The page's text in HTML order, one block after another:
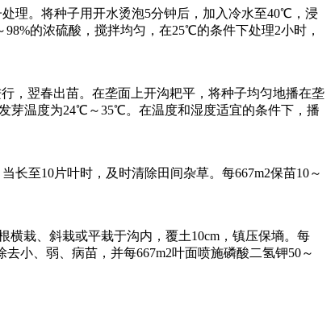
理。将种子用开水烫泡5分钟后，加入冷水至40℃，浸
的浓硫酸，搅拌均匀，在25℃的条件下处理2小时，
翌春出苗。在垄面上开沟耙平，将种子均匀地播在垄
芽温度为24℃～35℃。在温度和湿度适宜的条件下，播
至10片叶时，及时清除田间杂草。每667m2保苗10～
栽、斜栽或平栽于沟内，覆土10cm，镇压保墒。每
小、弱、病苗，并每667m2叶面喷施磷酸二氢钾50～